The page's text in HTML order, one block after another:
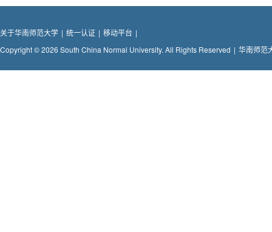
关于华南师范大学 | 统一认证 | 移动平台 |
Copyright © 2026 South China Normal University. All Rights Reserved | 华南师范